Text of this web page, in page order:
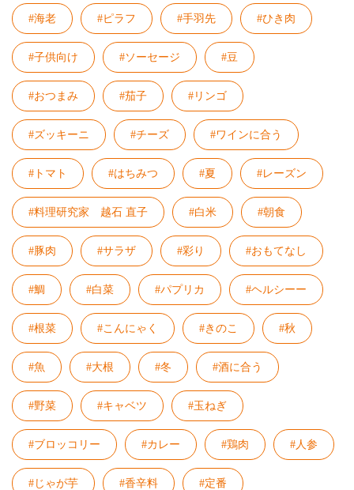
#海老 #ピラフ #手羽先 #ひき肉
#子供向け #ソーセージ #豆
#おつまみ #茄子 #リンゴ
#ズッキーニ #チーズ #ワインに合う
#トマト #はちみつ #夏 #レーズン
#料理研究家 越石 直子 #白米 #朝食
#豚肉 #サラザ #彩り #おもてなし
#鯛 #白菜 #パプリカ #ヘルシーー
#根菜 #こんにゃく #きのこ #秋
#魚 #大根 #冬 #酒に合う
#野菜 #キャベツ #玉ねぎ
#ブロッコリー #カレー #鶏肉 #人参
#じゃが芋 #香辛料 #定番